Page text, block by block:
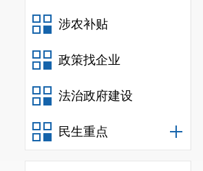
涉农补贴
政策找企业
法治政府建设
民生重点